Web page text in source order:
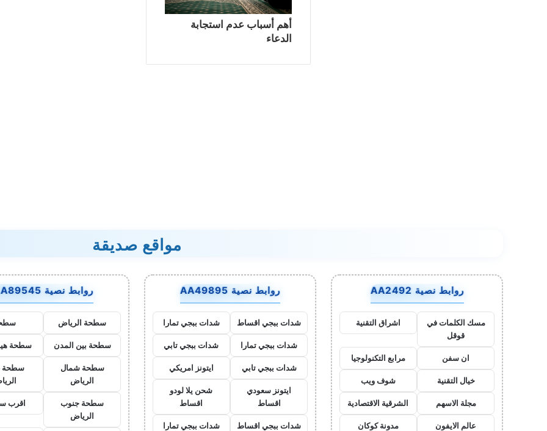
أهم أسباب عدم استجابة
الدعاء
مواقع صديقة
روابط نصية AA2492
مسك الكلمات في
قوقل
اشراق التقنية
ان سفن مرابع التكنولوجيا
خيال التقنية شوف ويب
مجلة الاسهم الشرقية الاقتصادية
عالم الايفون مدونة كوكان
روابط نصية AA49895
شدات ببجي اقساط شدات ببجي تمارا
شدات ببجي تمارا شدات ببجي تابي
شدات ببجي تابي ايتونز امريكي
ايتونز سعودي
اقساط
شحن يلا لودو
اقساط
شدات ببجي اقساط شدات ببجي تمارا
روابط نصية AA89545
سطحة الرياض
سطحة بين المدن سطحة
سطحة شمال
الرياض
سطحة
سطحة جنوب
الرياض
اقرب